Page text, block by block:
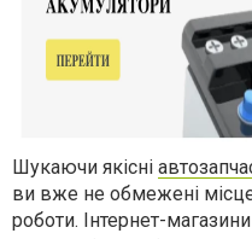
Шукаючи якісні
ви вже не обмежені
роботи. Інтернет-